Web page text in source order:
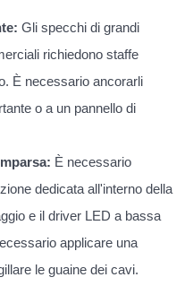
Gli specchi di grandi
richiedono staffe
È necessario ancorarli
o a un pannello di
È necessario
dedicata all'interno della
e il driver LED a bassa
applicare una
le guaine dei cavi.